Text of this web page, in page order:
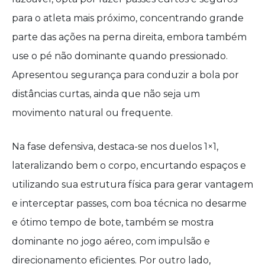
para o atleta mais próximo, concentrando grande
parte das ações na perna direita, embora também
use o pé não dominante quando pressionado.
Apresentou segurança para conduzir a bola por
distâncias curtas, ainda que não seja um
movimento natural ou frequente.
Na fase defensiva, destaca-se nos duelos 1×1,
lateralizando bem o corpo, encurtando espaços e
utilizando sua estrutura física para gerar vantagem
e interceptar passes, com boa técnica no desarme
e ótimo tempo de bote, também se mostra
dominante no jogo aéreo, com impulsão e
direcionamento eficientes. Por outro lado,